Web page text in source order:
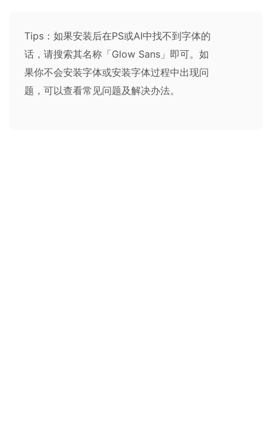
Tips：如果安装后在PS或AI中找不到字体的
话，请搜索其名称「Glow Sans」即可。如
果你不会安装字体或安装字体过程中出现问
题，可以查看常见问题及解决办法。